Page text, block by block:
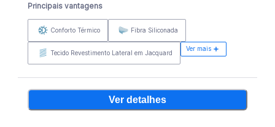
Principais vantagens
Conforto Térmico Fibra Siliconada
Tecido Revestimento Lateral em Jacquard
Ver mais
Ver detalhes